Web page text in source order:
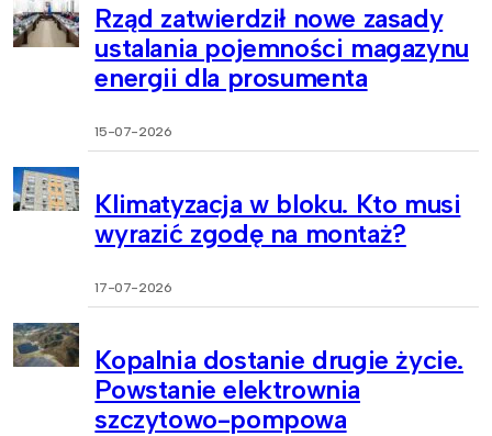
Rząd zatwierdził nowe zasady
ustalania pojemności magazynu
energii dla prosumenta
15-07-2026
Klimatyzacja w bloku. Kto musi
wyrazić zgodę na montaż?
17-07-2026
Kopalnia dostanie drugie życie.
Powstanie elektrownia
szczytowo-pompowa